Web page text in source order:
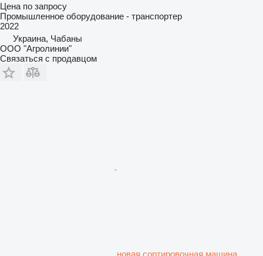
Цена по запросу
Промышленное оборудование - транспортер
2022
Украина, Чабаны
ООО "Агролинии"
Связаться с продавцом
новая сортировочная машина